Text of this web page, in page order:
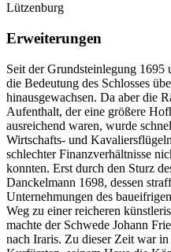
Lützenburg
Erweiterungen
Seit der Grundsteinlegung
die Bedeutung des Schlosses
hinausgewachsen. Da aber die
Aufenthalt, der eine größere
ausreichend waren, wurde
Wirtschafts- und
schlechter Finanzverhältnisse
konnten. Erst durch den Sturz
Danckelmann 1698, dessen
Unternehmungen des
Weg zu einer reicheren
machte der Schwede Johann
nach Iraris. Zu dieser Zeit war